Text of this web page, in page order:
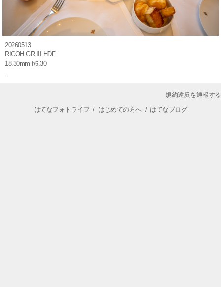
20260513
RICOH GR III HDF
18.30mm f/6.30
規約違反を通報する
はてなフォトライフ / はじめての方へ/ はてなブログ